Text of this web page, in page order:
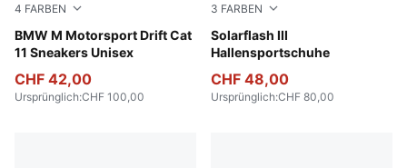
4 FARBEN
BMW M Motorsport Drift Cat
11 Sneakers Unisex
PUMA White-PUMA Black
CHF 42,00
Ursprünglich:CHF 100,00
3 FARBEN
Solarflash III
Hallensportschuhe
PUMA White-PUMA Black
CHF 48,00
Ursprünglich:CHF 80,00